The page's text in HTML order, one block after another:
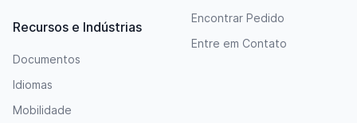
Recursos e Indústrias
Documentos
Idiomas
Mobilidade
Encontrar Pedido
Entre em Contato